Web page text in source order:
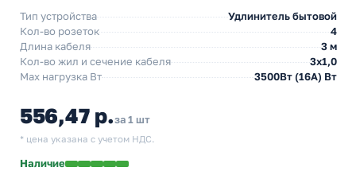
Тип устройства
Удлинитель бытовой
Кол-во розеток
4
Длина кабеля
3 м
Кол-во жил и сечение кабеля
3х1,0
Max нагрузка Вт
3500Вт (16А) Вт
556,47 р.за 1 шт
* цена указана с учетом НДС.
Наличие